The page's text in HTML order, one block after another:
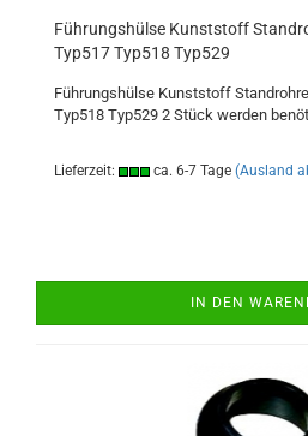
Führungshülse Kunststoff
Typ517 Typ518 Typ529
Führungshülse Kunststoff
Typ518 Typ529 2 Stück werden
Lieferzeit: ca. 6-7 Tage (Ausland
IN DEN